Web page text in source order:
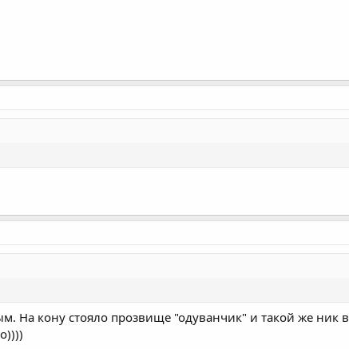
На кону стояло прозвище "одуванчик" и такой же ник